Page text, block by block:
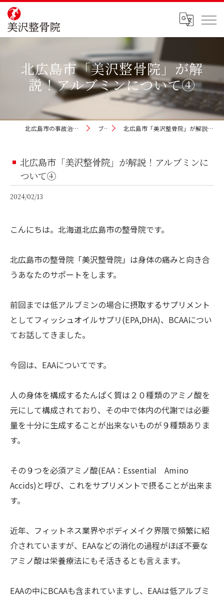
北広島市「美沢整骨院」が解
説！アルブミンについて④
北広島市の事故治療なら美沢整骨院 ブログ 北広島市「美沢整骨院」が解説！アルブミンについて④
北広島市「美沢整骨院」が解説！アルブミンに
ついて④
2024/02/13
こんにちは。北海道北広島市の整骨院です。
北広島市の整骨院「美沢整骨院」は身体の痛みと向き合
うあなたのサポートをします。
前回までは低アルブミンの場合に摂取するサプリメント
としてフィッシュオイルサプリ(EPA,DHA)、BCAAについ
てお話してきました。
今回は、EAAについてです。
人の身体を構成するたんぱく質は２０種類のアミノ酸を
元にして構成されており、その中で体内の代謝では必要
量を十分に生成することが出来ないものが９種類ありま
す。
その９つを必須アミノ酸(EAA：Essential Amino
Accids)と呼び、これをサプリメントで摂ることが出来ま
す。
近年、フィットネス業界やボディメイク界隈で頻繁に紹
介されていますが、EAAなどの消化の過程がほぼ不要な
アミノ酸は栄養療法にもそ活きるとも言えます。
EAAの中にBCAAも含まれていますし、EAAは低アルブミ